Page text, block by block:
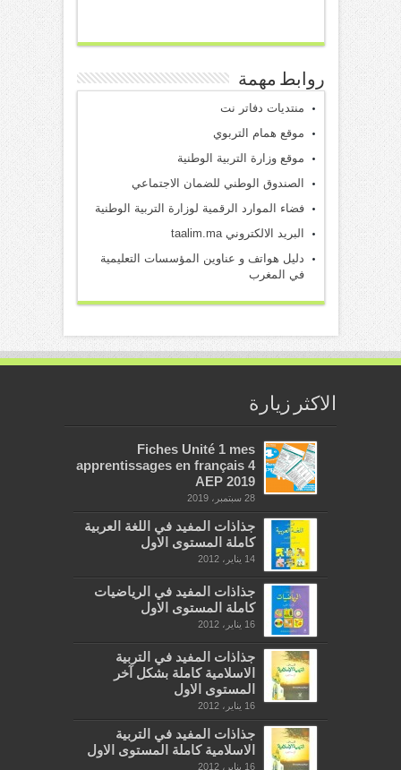
روابط مهمة
منتديات دفاتر نت
موقع همام التربوي
موقع وزارة التربية الوطنية
الصندوق الوطني للضمان الاجتماعي
فضاء الموارد الرقمية لوزارة التربية الوطنية
البريد الالكتروني taalim.ma
دليل هواتف و عناوين المؤسسات التعليمية
في المغرب
الاكثر زيارة
Fiches Unité 1 mes
apprentissages en français 4
AEP 2019
28 سبتمبر، 2019
جذاذات المفيد في اللغة العربية
كاملة المستوى الاول
14 يناير، 2012
جذاذات المفيد في الرياضيات
كاملة المستوى الاول
16 يناير، 2012
جذاذات المفيد في التربية
الاسلامية كاملة بشكل آخر
المستوى الاول
16 يناير، 2012
جذاذات المفيد في التربية
الاسلامية كاملة المستوى الاول
16 يناير، 2012